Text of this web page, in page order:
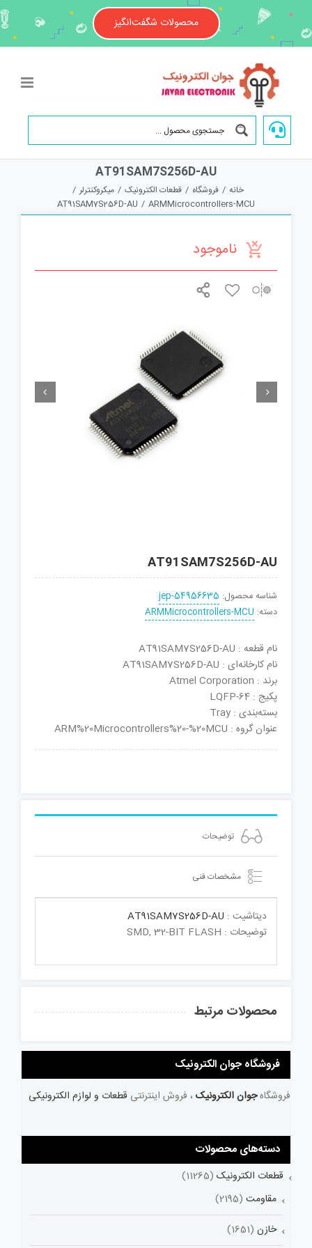
content
محصولات شگفت‌انگیز
AT91SAM7S256D-AU
خانه / فروشگاه / قطعات الکترونیک / میکروکنترلر /
ARMMicrocontrollers-MCU
/
AT91SAM7S256D-AU
ناموجود
 
AT91SAM7S256D-AU
شناسه محصول: jep-54956635
دسته: ARMMicrocontrollers-MCU
نام قطعه : AT91SAM7S256D-AU
نام کارخانه‌ای : AT91SAM7S256D-AU
برند : Atmel Corporation
پکیج : LQFP-64
بسته‌بندی : Tray
عنوان گروه : ARM%20Microcontrollers%20-%20MCU
توضیحات
مشخصات فنی
دیتاشیت : AT91SAM7S256D-AU
توضیحات : SMD, 32-BIT FLASH
محصولات مرتبط
فروشگاه جوان الکترونیک
فروشگاهجوان الکترونیک ، فروش اینترنتی قطعات و لوازم الکترونیکی
دسته‌های محصولات
قطعات الکترونیک (11265)
مقاومت (2195)
خازن (1651)